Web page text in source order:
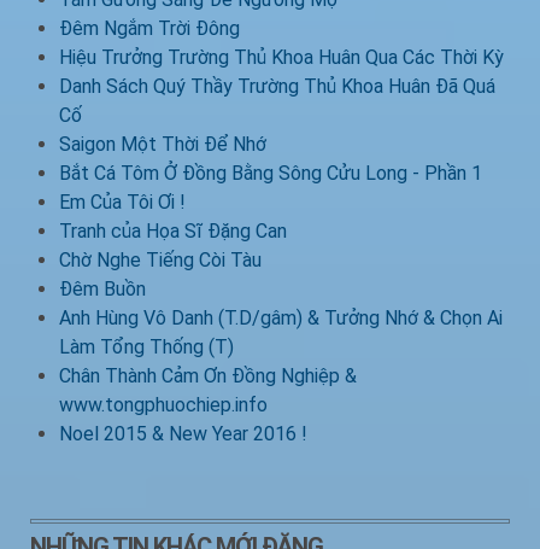
Đêm Ngắm Trời Đông
Hiệu Trưởng Trường Thủ Khoa Huân Qua Các Thời Kỳ
Danh Sách Quý Thầy Trường Thủ Khoa Huân Đã Quá
Cố
Saigon Một Thời Để Nhớ
Bắt Cá Tôm Ở Đồng Bằng Sông Cửu Long - Phần 1
Em Của Tôi Ơi !
Tranh của Họa Sĩ Đặng Can
Chờ Nghe Tiếng Còi Tàu
Đêm Buồn
Anh Hùng Vô Danh (T.D/gâm) & Tưởng Nhớ & Chọn Ai
Làm Tổng Thống (T)
Chân Thành Cảm Ơn Đồng Nghiệp &
www.tongphuochiep.info
Noel 2015 & New Year 2016 !